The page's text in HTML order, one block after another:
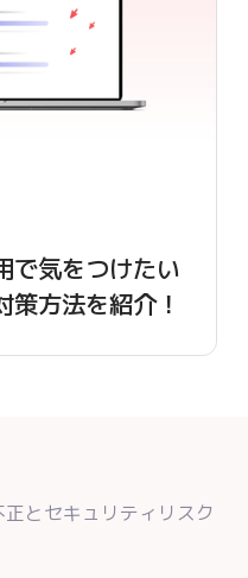
で気をつけたい
方法を紹介！
とセキュリティリスク